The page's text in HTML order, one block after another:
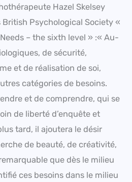
Hazel Skelsey
British Psychological Society «
– the sixth level » :« Au-
de sécurité,
et de réalisation de soi,
catégories de besoins.
et de comprendre, qui se
de liberté d’enquête et
tard, il ajoutera le désir
de beauté, de créativité,
que dès le milieu
ces besoins dans le milieu